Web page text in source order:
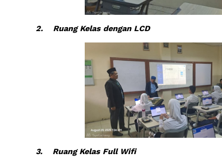
2. Ruang Kelas dengan LCD
3. Ruang Kelas Full Wifi